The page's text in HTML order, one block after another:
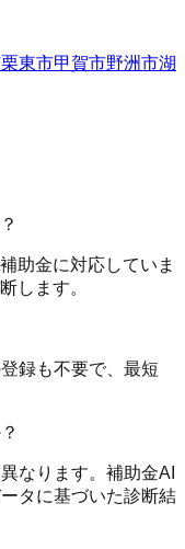
栗東市甲賀市野洲市湖
助金に対応していま
します。
録も不要で、最短
なります。補助金AI
タに基づいた診断結